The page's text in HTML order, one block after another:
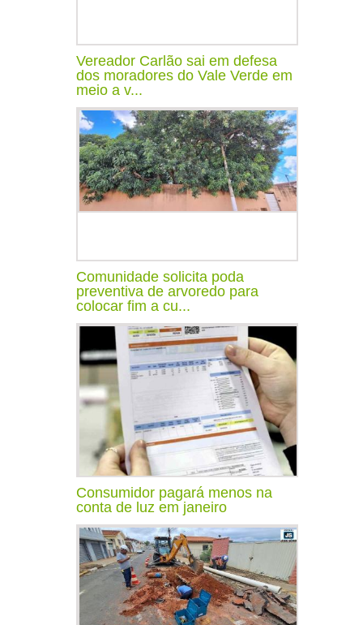
Vereador Carlão sai em defesa
dos moradores do Vale Verde em
meio a v...
Comunidade solicita poda
preventiva de arvoredo para
colocar fim a cu...
Consumidor pagará menos na
conta de luz em janeiro